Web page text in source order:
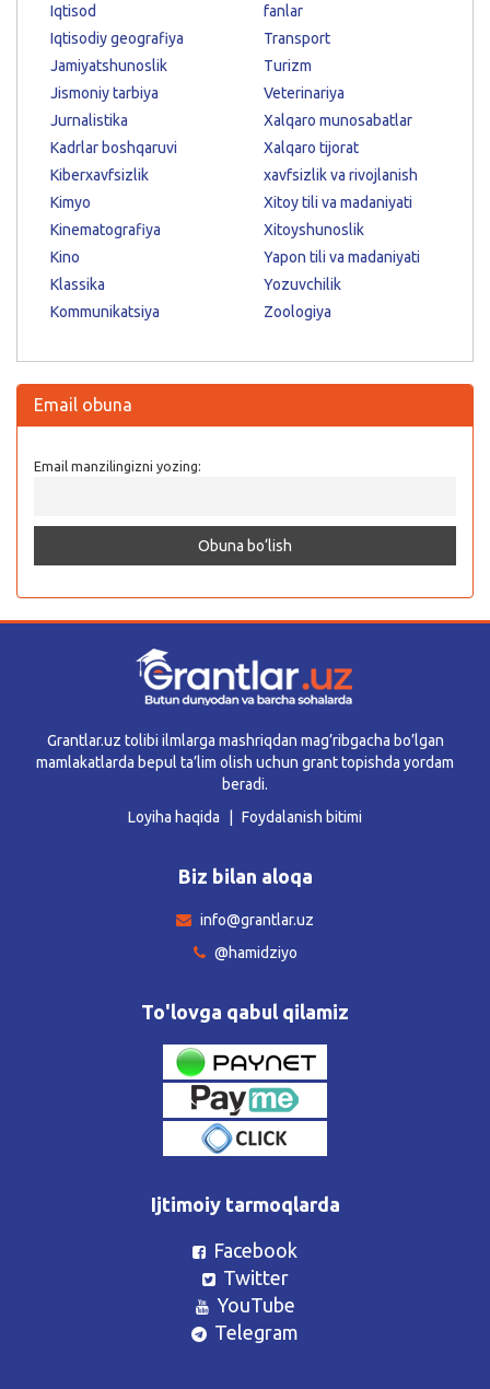
Iqtisod
Iqtisodiy geografiya
Jamiyatshunoslik
Jismoniy tarbiya
Jurnalistika
Kadrlar boshqaruvi
Kiberxavfsizlik
Kimyo
Kinematografiya
Kino
Klassika
Kommunikatsiya
fanlar
Transport
Turizm
Veterinariya
Xalqaro munosabatlar
Xalqaro tijorat
xavfsizlik va rivojlanish
Xitoy tili va madaniyati
Xitoyshunoslik
Yapon tili va madaniyati
Yozuvchilik
Zoologiya
Email obuna
Email manzilingizni yozing:
Grantlar.uz tolibi ilmlarga mashriqdan mag’ribgacha bo’lgan
mamlakatlarda bepul ta’lim olish uchun grant topishda yordam
beradi.
Loyiha haqida
Foydalanish bitimi
Biz bilan aloqa
info@grantlar.uz
@hamidziyo
To'lovga qabul qilamiz
Ijtimoiy tarmoqlarda
Facebook
Twitter
YouTube
Telegram